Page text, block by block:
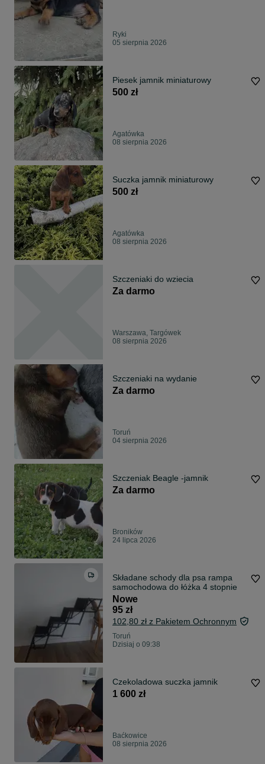
Ryki
05 sierpnia 2026
Piesek jamnik miniaturowy
500 zł
Agatówka
08 sierpnia 2026
Suczka jamnik miniaturowy
500 zł
Agatówka
08 sierpnia 2026
Szczeniaki do wziecia
Za darmo
Warszawa, Targówek
08 sierpnia 2026
Szczeniaki na wydanie
Za darmo
Toruń
04 sierpnia 2026
Szczeniak Beagle -jamnik
Za darmo
Broników
24 lipca 2026
Składane schody dla psa rampa
samochodowa do łóżka 4 stopnie
Nowe
95 zł
102,80 zł z Pakietem Ochronnym
Toruń
Dzisiaj o 09:38
Czekoladowa suczka jamnik
1 600 zł
Baćkowice
08 sierpnia 2026